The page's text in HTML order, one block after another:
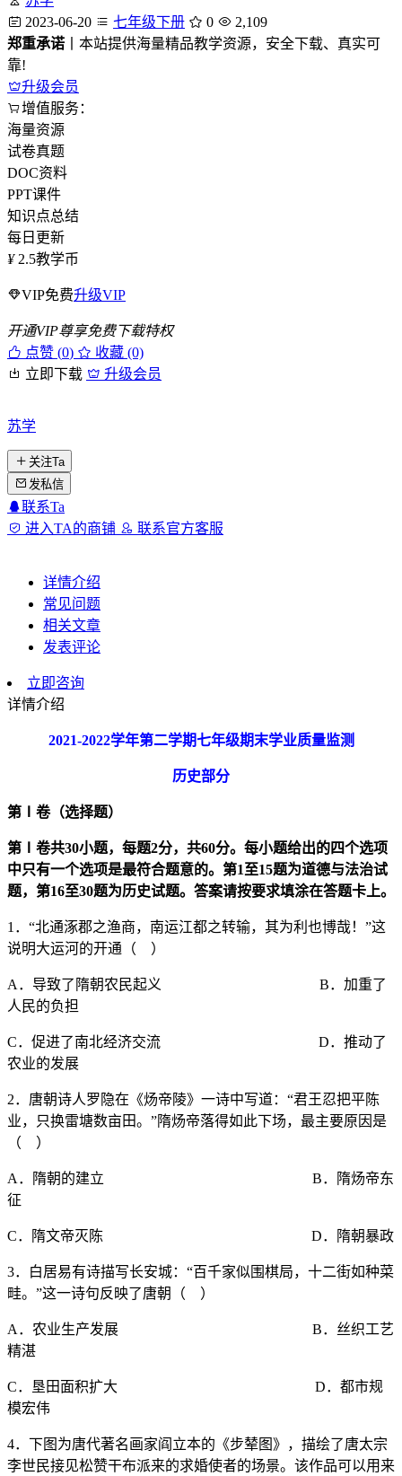
2023-06-20
七年级下册 0
2,109
郑重承诺 丨本站提供海量精品教学资源，安全下载、真实可
靠!
升级会员
增值服务：
海量资源
试卷真题
DOC资料
PPT课件
知识点总结
每日更新
¥ 2.5教学币
VIP免费升级VIP
开通VIP尊享免费下载特权
点赞 (0)
收藏 (0)
立即下载
升级会员
苏学
关注Ta
发私信
联系Ta
进入TA的商铺
联系官方客服
详情介绍
常见问题
相关文章
发表评论
立即咨询
详情介绍
2021-2022学年第二学期七年级期末学业质量监测
历史部分
第 卷（选择题）
第 卷共30小题，每题2分，共60分。每小题给出的四个选项
中只有一个选项是最符合题意的。第1至15题为道德与法治试
题，第16至30题为历史试题。答案请按要求填涂在答题卡上。
1．“北通涿郡之渔商，南运江都之转输，其为利也博哉！”这
说明大运河的开通（ ）
A．导致了隋朝农民起义 B．加重了
人民的负担
C．促进了南北经济交流 D．推动了
农业的发展
2．唐朝诗人罗隐在《炀帝陵》一诗中写道：“君王忍把平陈
业，只换雷塘数亩田。”隋炀帝落得如此下场，最主要原因是
（ ）
A．隋朝的建立 B．隋炀帝东
征
C．隋文帝灭陈 D．隋朝暴政
3．白居易有诗描写长安城：“百千家似围棋局，十二街如种菜
畦。”这一诗句反映了唐朝（ ）
A．农业生产发展 B．丝织工艺
精湛
C．垦田面积扩大 D．都市规
模宏伟
4．下图为唐代著名画家阎立本的《步辇图》，描绘了唐太宗
李世民接见松赞干布派来的求婚使者的场景。该作品可以用来